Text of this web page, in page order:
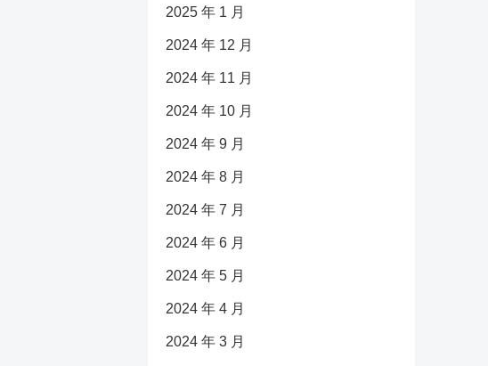
2025 年 1 月
2024 年 12 月
2024 年 11 月
2024 年 10 月
2024 年 9 月
2024 年 8 月
2024 年 7 月
2024 年 6 月
2024 年 5 月
2024 年 4 月
2024 年 3 月